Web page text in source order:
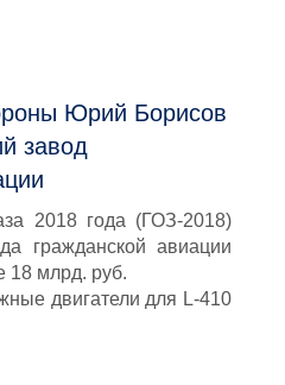
Юрий Борисов
завод
2018 года (ГОЗ-2018)
гражданской авиации
18 млрд. руб.
двигатели для L-410